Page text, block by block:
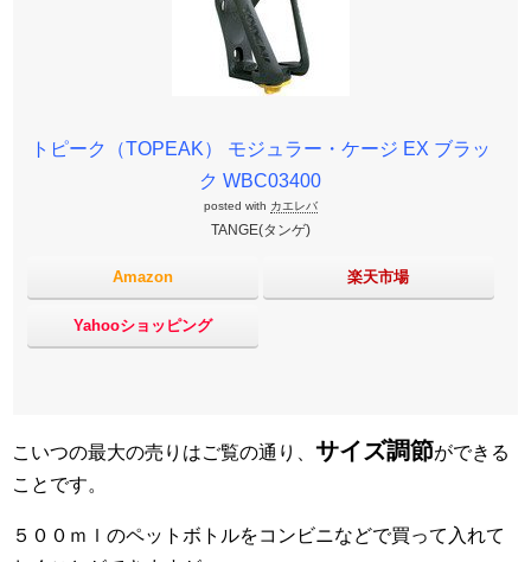
トピーク（TOPEAK） モジュラー・ケージ EX ブラッ
ク WBC03400
posted with カエレバ
TANGE(タンゲ)
Amazon 楽天市場
Yahooショッピング
こいつの最大の売りはご覧の通り、 サイズ調節ができる
ことです。
５００ｍｌのペットボトルをコンビニなどで買って入れて